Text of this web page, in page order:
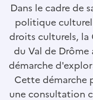
Dans le cadre de
politique
droits culturels, la
du Val de
démarche
Cette démarche
une consultation